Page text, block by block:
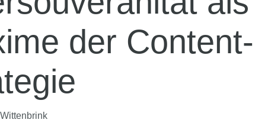
der Content-